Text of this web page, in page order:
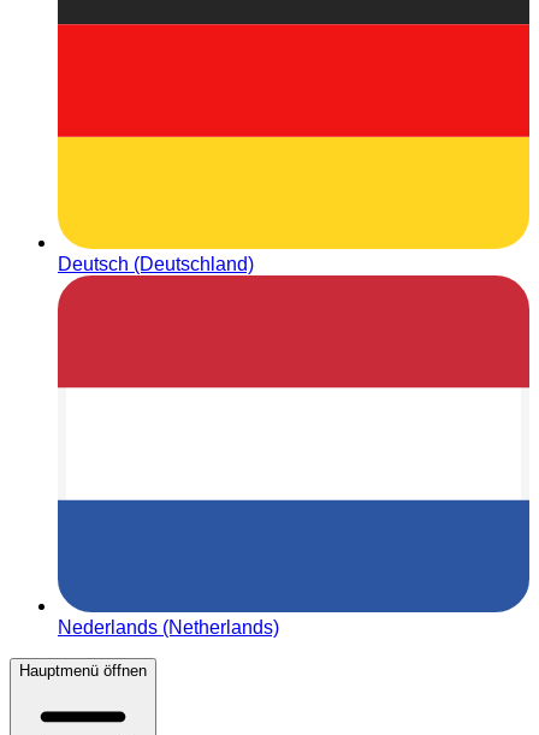
Deutsch (Deutschland)
Nederlands (Netherlands)
Hauptmenü öffnen